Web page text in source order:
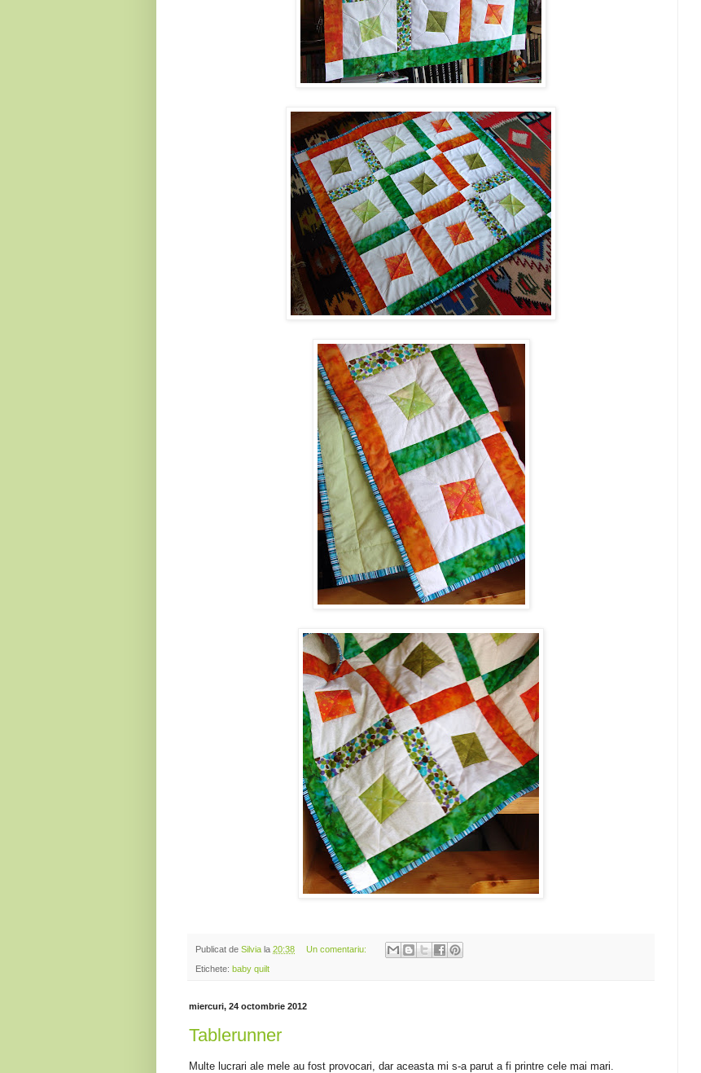
Publicat de Silvia la 20:38 Un comentariu:
Etichete: baby quilt
miercuri, 24 octombrie 2012
Tablerunner
Multe lucrari ale mele au fost provocari, dar aceasta mi s-a parut a fi printre cele mai mari.